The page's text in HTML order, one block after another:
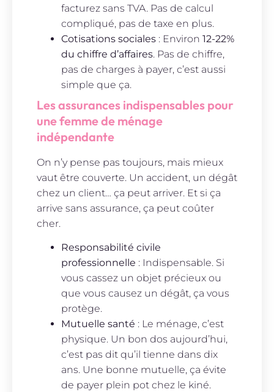
facturez sans TVA. Pas de calcul
compliqué, pas de taxe en plus.
Cotisations sociales : Environ 12-22%
du chiffre d’affaires. Pas de chiffre,
pas de charges à payer, c’est aussi
simple que ça.
Les assurances indispensables pour
une femme de ménage
indépendante
On n’y pense pas toujours, mais mieux
vaut être couverte. Un accident, un dégât
chez un client… ça peut arriver. Et si ça
arrive sans assurance, ça peut coûter
cher.
Responsabilité civile
professionnelle : Indispensable. Si
vous cassez un objet précieux ou
que vous causez un dégât, ça vous
protège.
Mutuelle santé : Le ménage, c’est
physique. Un bon dos aujourd’hui,
c’est pas dit qu’il tienne dans dix
ans. Une bonne mutuelle, ça évite
de payer plein pot chez le kiné.